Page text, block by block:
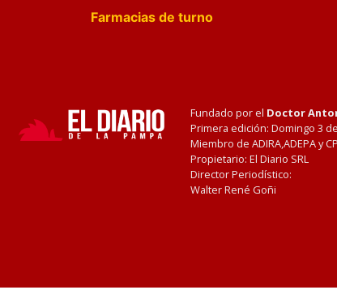
Farmacias de turno
Fundado por el Doctor
Primera edición: Domingo 3
Miembro de ADIRA,ADEPA y
Propietario: El Diario SRL
Director Periodístico:
Walter René Goñi